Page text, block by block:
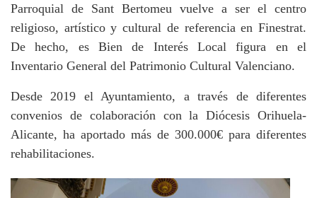
Parroquial de Sant Bertomeu vuelve a ser el centro
religioso, artístico y cultural de referencia en Finestrat.
De hecho, es Bien de Interés Local figura en el
Inventario General del Patrimonio Cultural Valenciano.
Desde 2019 el Ayuntamiento, a través de diferentes
convenios de colaboración con la Diócesis Orihuela-
Alicante, ha aportado más de 300.000€ para diferentes
rehabilitaciones.